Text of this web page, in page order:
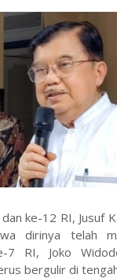
ke-12 RI, Jusuf
dirinya telah
7 RI, Joko
bergulir di